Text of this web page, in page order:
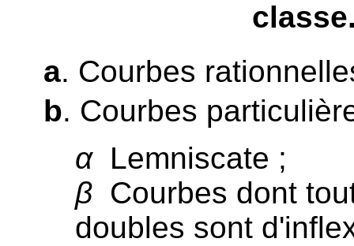
a. Courbes
b. Courbes
αLemniscate ;
β Courbes dont
doubles sont